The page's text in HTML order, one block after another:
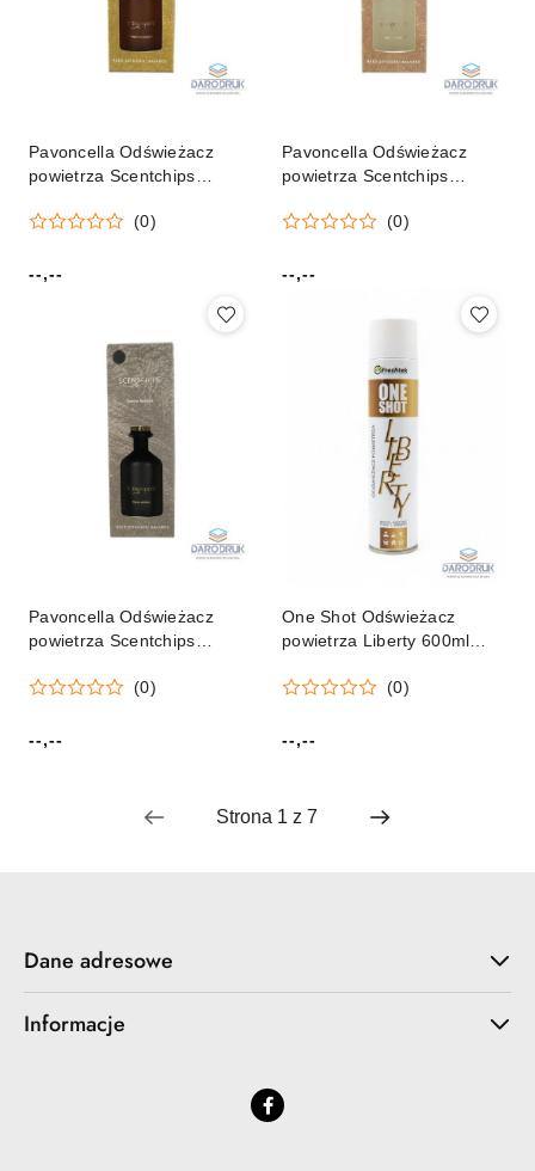
Pavoncella Odświeżacz
powietrza Scentchips
Balance Orange &
Pavoncella
(0)
Cena:
--,--
Pavoncella Odświeżacz
powietrza Scentchips
Balance Pomarańcza i
(8716516204703)
(0)
Cena:
--,--
Pavoncella Odświeżacz
powietrza Scentchips
Balance Queen Million
(8716516204697)
(0)
Cena:
--,--
One Shot Odświeżacz
powietrza Liberty 600ml
(0)
Cena:
--,--
Dane adresowe
Informacje